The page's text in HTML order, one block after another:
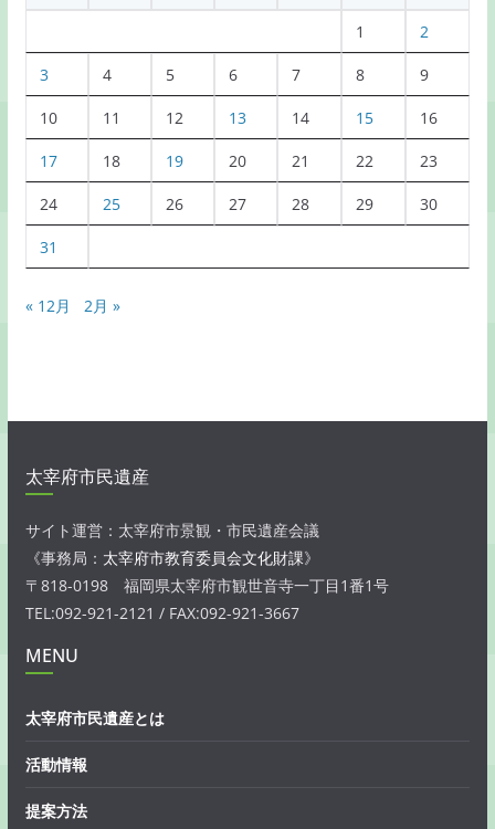
1 2
3 4 5 6 7 8 9
10 11 12 13 14 15 16
17 18 19 20 21 22 23
24 25 26 27 28 29 30
31
« 12月 2月 »
太宰府市民遺産
サイト運営：太宰府市景観・市民遺産会議
《事務局： 太宰府市教育委員会文化財課》
〒818-0198 福岡県太宰府市観世音寺一丁目1番1号
TEL:092-921-2121 / FAX:092-921-3667
MENU
太宰府市民遺産とは
活動情報
提案方法